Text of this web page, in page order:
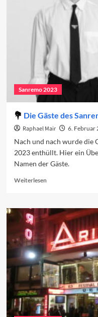
Sanremo-
Festivals
Sanremo 2023
Die Gäste des
Raphael Mair 6. Februar
Nach und nach wurde die
2023 enthüllt. Hier ein
Namen der Gäste.
WeiterlesenRead
Die
Gäste
Sanremo-
Festivals
2023